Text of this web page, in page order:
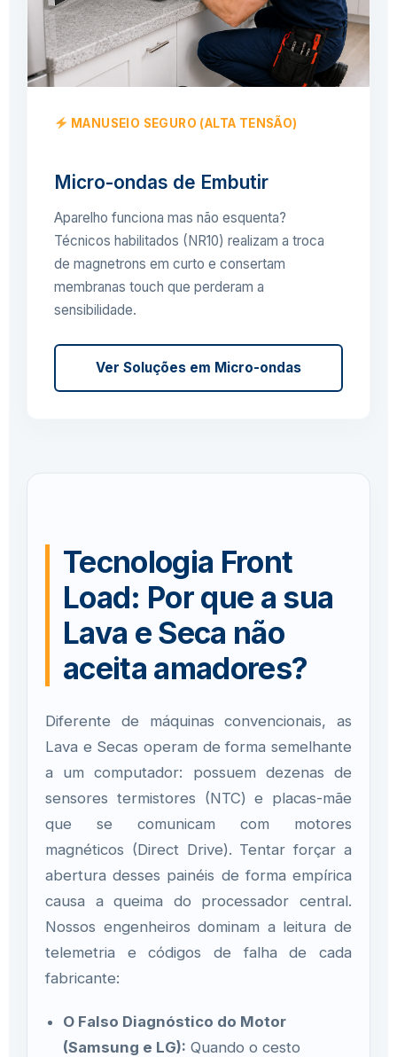
MANUSEIO SEGURO (ALTA TENSÃO)
Micro-ondas de Embutir
Aparelho funciona mas não esquenta?
Técnicos habilitados (NR10) realizam a troca
de magnetrons em curto e consertam
membranas touch que perderam a
sensibilidade.
Ver Soluções em Micro-ondas
Tecnologia Front
Load: Por que a sua
Lava e Seca não
aceita amadores?
Diferente de máquinas convencionais, as
Lava e Secas operam de forma semelhante
a um computador: possuem dezenas de
sensores termistores (NTC) e placas-mãe
que se comunicam com motores
magnéticos (Direct Drive). Tentar forçar a
abertura desses painéis de forma empírica
causa a queima do processador central.
Nossos engenheiros dominam a leitura de
telemetria e códigos de falha de cada
fabricante:
O Falso Diagnóstico do Motor
(Samsung e LG): Quando o cesto